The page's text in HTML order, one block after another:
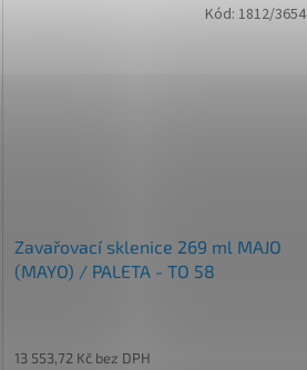
Zavařovací sklenice 269 ml MAJO
(MAYO) / PALETA - TO 58
13 553,72 Kč bez DPH
Kód: 1812/3654